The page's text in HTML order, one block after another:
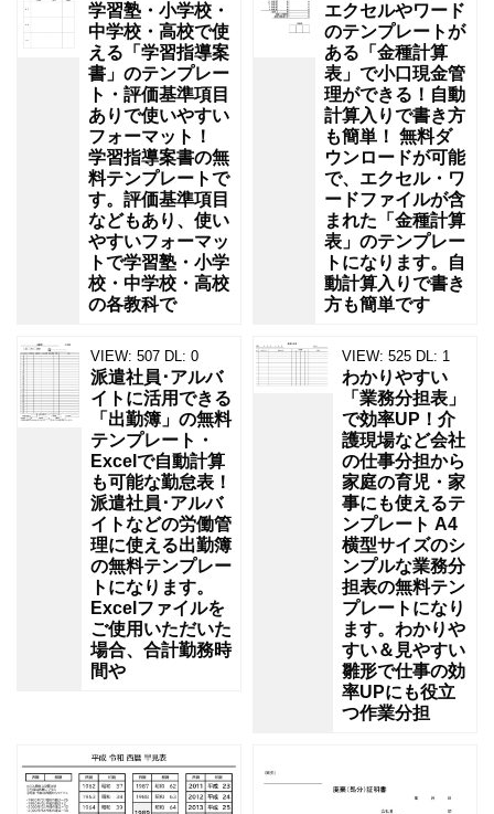
学習塾・小学校・
中学校・高校で使
える「学習指導案
書」のテンプレー
ト・評価基準項目
ありで使いやすい
フォーマット！
学習指導案書の無
料テンプレートで
す。評価基準項目
などもあり、使い
やすいフォーマッ
トで学習塾・小学
校・中学校・高校
の各教科で
エクセルやワード
のテンプレートが
ある「金種計算
表」で小口現金管
理ができる！自動
計算入りで書き方
も簡単！ 無料ダ
ウンロードが可能
で、エクセル・ワ
ードファイルが含
まれた「金種計算
表」のテンプレー
トになります。自
動計算入りで書き
方も簡単です
VIEW: 507 DL: 0
派遣社員･アルバ
イトに活用できる
「出勤簿」の無料
テンプレート・
Excelで自動計算
も可能な勤怠表！
派遣社員･アルバ
イトなどの労働管
理に使える出勤簿
の無料テンプレー
トになります。
Excelファイルを
ご使用いただいた
場合、合計勤務時
間や
VIEW: 525 DL: 1
わかりやすい
「業務分担表」
で効率UP！介
護現場など会社
の仕事分担から
家庭の育児・家
事にも使えるテ
ンプレート A4
横型サイズのシ
ンプルな業務分
担表の無料テン
プレートになり
ます。わかりや
すい＆見やすい
雛形で仕事の効
率UPにも役立
つ作業分担